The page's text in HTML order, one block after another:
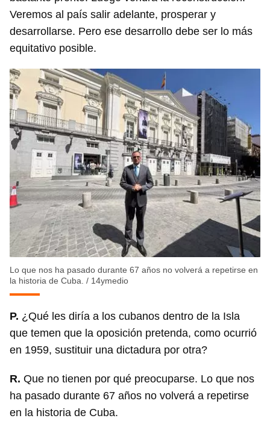
Veremos al país salir adelante, prosperar y
desarrollarse. Pero ese desarrollo debe ser lo más
equitativo posible.
Lo que nos ha pasado durante 67 años no volverá a repetirse en
la historia de Cuba. / 14ymedio
P. ¿Qué les diría a los cubanos dentro de la Isla
que temen que la oposición pretenda, como ocurrió
en 1959, sustituir una dictadura por otra?
R. Que no tienen por qué preocuparse. Lo que nos
ha pasado durante 67 años no volverá a repetirse
en la historia de Cuba.